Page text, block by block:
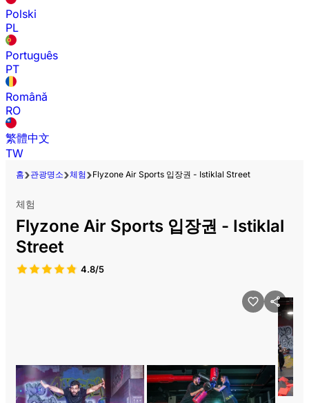
Polski
PL
Português
PT
Română
RO
繁體中文
TW
홈 관광명소 체험 Flyzone Air Sports 입장권 - Istiklal Street
체험
Flyzone Air Sports 입장권 - Istiklal
Street
4.8/5